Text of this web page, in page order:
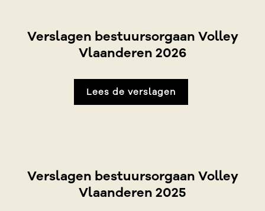
Verslagen bestuursorgaan Volley
Vlaanderen 2026
Lees de verslagen
Verslagen bestuursorgaan Volley
Vlaanderen 2025